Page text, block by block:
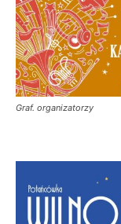
Graf. organizatorzy